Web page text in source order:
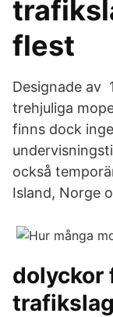
flest
Designade av
trehjuliga
finns dock
också
Island, Norge
dolyckor